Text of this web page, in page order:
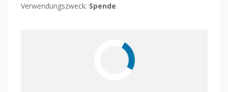
Verwendungszweck: Spende.